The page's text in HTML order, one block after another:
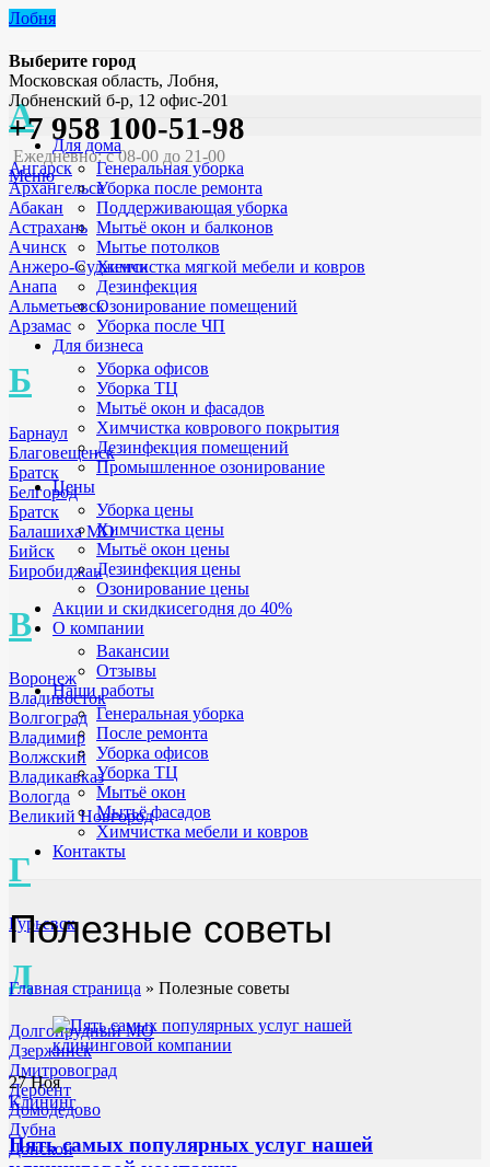
Лобня
Выберите город
А
Ангарск
Архангельск
Абакан
Астрахань
Ачинск
Анжеро-Судженск
Анапа
Альметьевск
Арзамас
Б
Барнаул
Благовещенск
Братск
Белгород
Братск
Балашиха МО
Бийск
Биробиджан
В
Воронеж
Владивосток
Волгоград
Владимир
Волжский
Владикавказ
Вологда
Великий Новгород
Г
Гурьевск
Д
Долгопрудный МО
Дзержинск
Дмитровоград
Дербент
Домодедово
Дубна
Донской
Московская область, Лобня,
Лобненский б-р, 12 офис-201
+7 958 100-51-98
Ежедневно: с 08-00 до 21-00
Меню
Для дома
Генеральная уборка
Уборка после ремонта
Поддерживающая уборка
Мытьё окон и балконов
Мытье потолков
Химчистка мягкой мебели и ковров
Дезинфекция
Озонирование помещений
Уборка после ЧП
Для бизнеса
Уборка офисов
Уборка ТЦ
Мытьё окон и фасадов
Химчистка коврового покрытия
Дезинфекция помещений
Промышленное озонирование
Цены
Уборка цены
Химчистка цены
Мытьё окон цены
Дезинфекция цены
Озонирование цены
Акции и скидкисегодня до 40%
О компании
Вакансии
Отзывы
Наши работы
Генеральная уборка
После ремонта
Уборка офисов
Уборка ТЦ
Мытьё окон
Мытьё фасадов
Химчистка мебели и ковров
Контакты
Полезные советы
Главная страница » Полезные советы
27Ноя
Клининг
Пять самых популярных услуг нашей